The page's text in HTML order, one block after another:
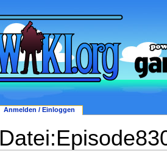
Anmelden / Einloggen